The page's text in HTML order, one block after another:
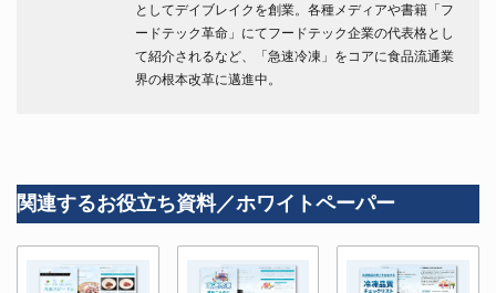
としてデイブレイクを創業。各種メディアや書籍「フ
ードテック革命」にてフードテック企業の代表格とし
て紹介されるなど、「急速冷凍」をコアに食品流通業
界の根本改革に邁進中。
関連するお役立ち資料／ホワイトペーパー